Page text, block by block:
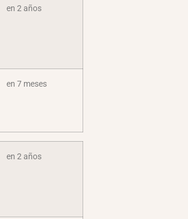
en 2 años
en 7 meses
en 2 años